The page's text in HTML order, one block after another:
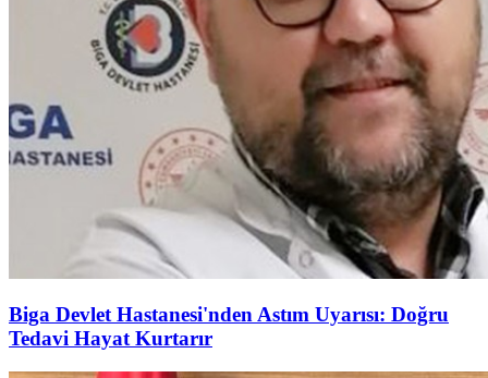
Biga Devlet Hastanesi'nden Astım Uyarısı: Doğru
Tedavi Hayat Kurtarır